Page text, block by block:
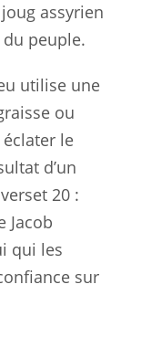
assyrien
peuple.
utilise une
ou
le
d’un
20 :
Jacob
qui les
sur